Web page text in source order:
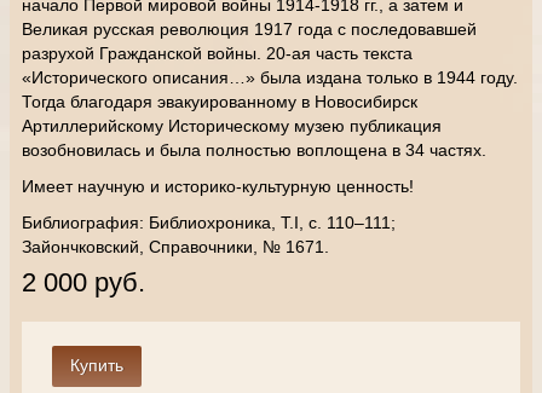
начало Первой мировой войны 1914-1918 гг., а затем и
Великая русская революция 1917 года с последовавшей
разрухой Гражданской войны. 20-ая часть текста
«Исторического описания…» была издана только в 1944 году.
Тогда благодаря эвакуированному в Новосибирск
Артиллерийскому Историческому музею публикация
возобновилась и была полностью воплощена в 34 частях.
Имеет научную и историко-культурную ценность!
Библиография: Библиохроника, Т.I, с. 110–111;
Зайончковский, Справочники, № 1671.
2 000 руб.